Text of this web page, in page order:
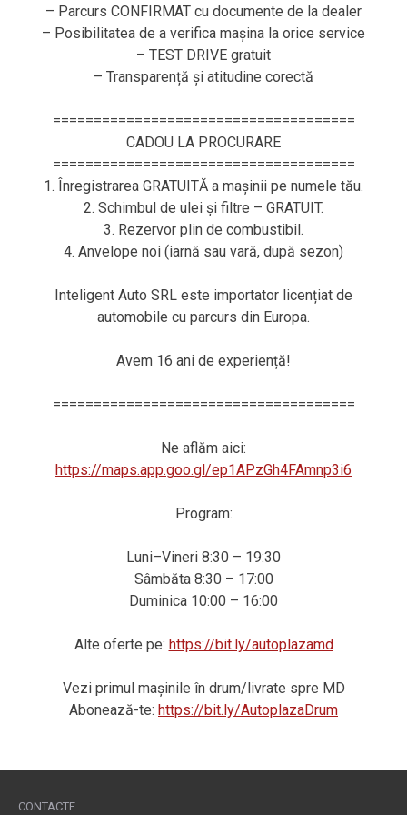
– Parcurs CONFIRMAT cu documente de la dealer
– Posibilitatea de a verifica mașina la orice service
– TEST DRIVE gratuit
– Transparență și atitudine corectă
=====================================
CADOU LA PROCURARE
=====================================
1. Înregistrarea GRATUITĂ a mașinii pe numele tău.
2. Schimbul de ulei și filtre – GRATUIT.
3. Rezervor plin de combustibil.
4. Anvelope noi (iarnă sau vară, după sezon)
Inteligent Auto SRL este importator licențiat de
automobile cu parcurs din Europa.
Avem 16 ani de experiență!
=====================================
Ne aflăm aici:
https://maps.app.goo.gl/ep1APzGh4FAmnp3i6
Program:
Luni–Vineri 8:30 – 19:30
Sâmbăta 8:30 – 17:00
Duminica 10:00 – 16:00
Alte oferte pe: https://bit.ly/autoplazamd
Vezi primul mașinile în drum/livrate spre MD
Abonează-te: https://bit.ly/AutoplazaDrum
CONTACTE